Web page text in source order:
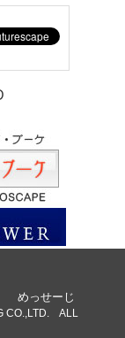
めっせーじ
CO.,LTD. ALL